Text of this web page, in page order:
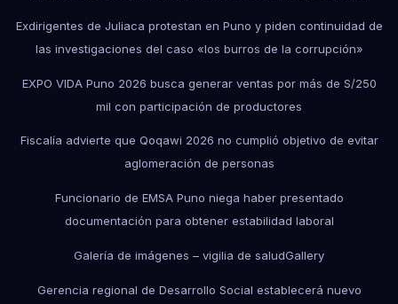
Exdirigentes de Juliaca protestan en Puno y piden continuidad de
las investigaciones del caso «los burros de la corrupción»
EXPO VIDA Puno 2026 busca generar ventas por más de S/250
mil con participación de productores
Fiscalía advierte que Qoqawi 2026 no cumplió objetivo de evitar
aglomeración de personas
Funcionario de EMSA Puno niega haber presentado
documentación para obtener estabilidad laboral
Galería de imágenes – vigilia de saludGallery
Gerencia regional de Desarrollo Social establecerá nuevo